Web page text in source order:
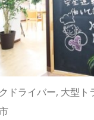
ドライバー, 大型ト